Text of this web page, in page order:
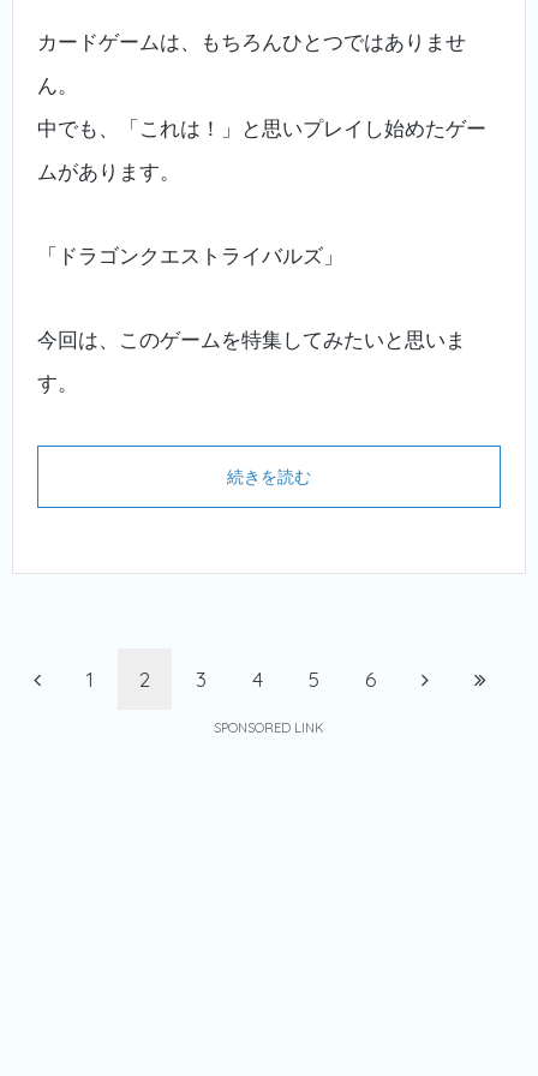
カードゲームは、もちろんひとつではありませ
ん。
中でも、「これは！」と思いプレイし始めたゲー
ムがあります。
「ドラゴンクエストライバルズ」
今回は、このゲームを特集してみたいと思いま
す。
続きを読む
1 2 3 4 5 6
SPONSORED LINK